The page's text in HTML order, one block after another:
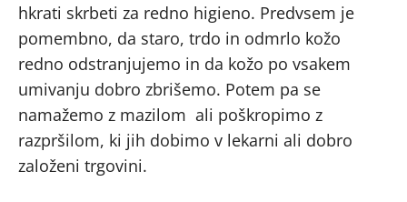
hkrati skrbeti za redno higieno. Predvsem je
pomembno, da staro, trdo in odmrlo kožo
redno odstranjujemo in da kožo po vsakem
umivanju dobro zbrišemo. Potem pa se
namažemo z mazilom ali poškropimo z
razpršilom, ki jih dobimo v lekarni ali dobro
založeni trgovini.